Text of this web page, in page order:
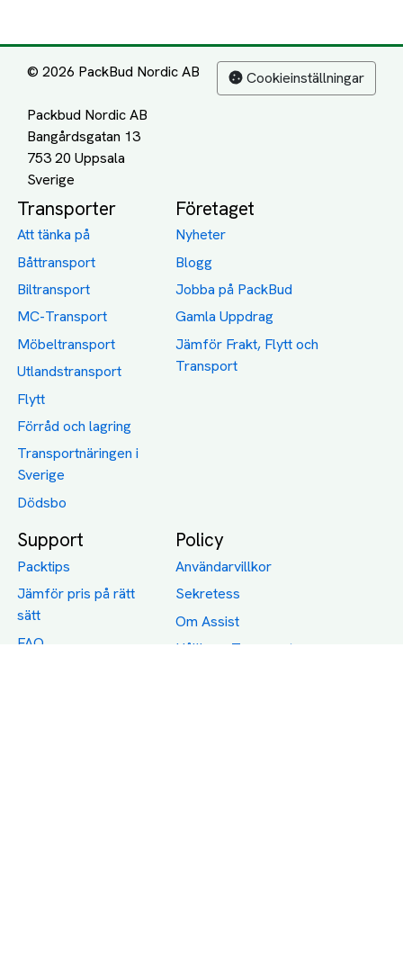
© 2026 PackBud Nordic AB
Packbud Nordic AB
Bangårdsgatan 13
753 20 Uppsala
Cookieinställningar
Transporter
Att tänka på
Båttransport
Biltransport
MC-Transport
Möbeltransport
Utlandstransport
Flytt
Förråd och lagring
Transportnäringen i
Sverige
Dödsbo
Företaget
Nyheter
Blogg
Jobba på PackBud
Gamla Uppdrag
Jämför Frakt, Flytt och
Transport
Support
Packtips
Jämför pris på rätt
sätt
FAQ
Policy
Användarvillkor
Sekretess
Om Assist
Hållbara Transporter